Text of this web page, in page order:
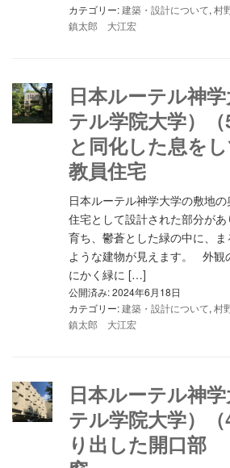
カテゴリー:建築・設計について, 村
鎮太郎 大江宏
日本ルーテル神
テル学院大学）
と同化した息を
教員住宅
日本ルーテル神学大学の敷地
住宅として設計された部分が
育ち、鬱蒼とした緑の中に、
ような建物が見えます。 外観
にかく緑に […]
公開済み: 2024年6月18日
カテゴリー:建築・設計について, 村
鎮太郎 大江宏
日本ルーテル神
テル学院大学）
り出した開口部